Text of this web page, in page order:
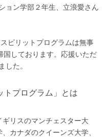
ョン学部２年生、立浪愛さん
ピリットプログラムは無事
しております。応援いただ
した。
トプログラム」とは
ギリスのマンチェスター大
、カナダのクイーンズ大学、